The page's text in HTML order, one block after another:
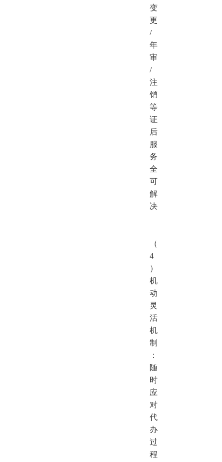
变
更
/
年
审
/
注
销
等
证
后
服
务
全
可
解
决
（
4
）
机
动
灵
活
机
制
：
随
时
应
对
代
办
过
程